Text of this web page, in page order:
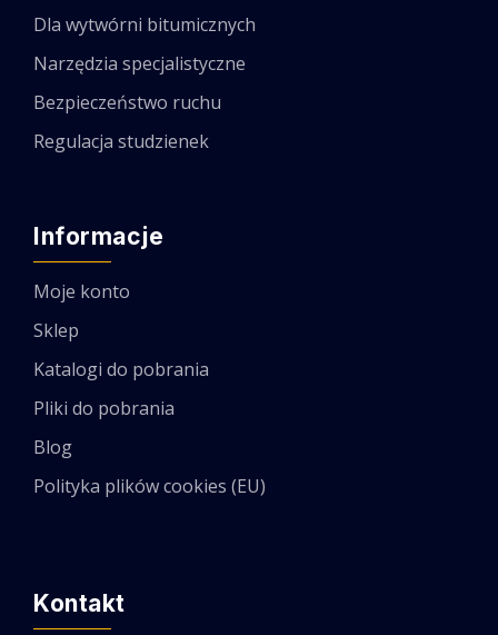
Dla wytwórni bitumicznych
Narzędzia specjalistyczne
Bezpieczeństwo ruchu
Regulacja studzienek
Informacje
Moje konto
Sklep
Katalogi do pobrania
Pliki do pobrania
Blog
Polityka plików cookies (EU)
Kontakt